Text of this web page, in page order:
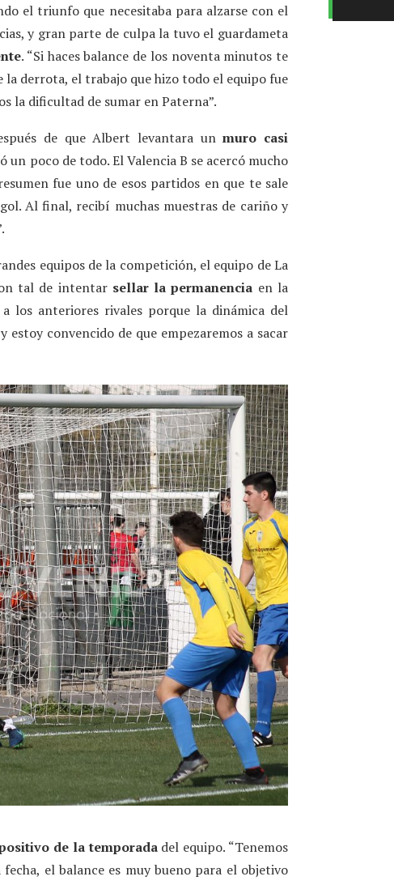
el triunfo que necesitaba para alzarse con el
y gran parte de culpa la tuvo el guardameta
. “Si haces balance de los noventa minutos te
la derrota, el trabajo que hizo todo el equipo fue
la dificultad de sumar en Paterna”.
de que Albert levantara unmuro casi
un poco de todo. El Valencia B se acercó mucho
fue uno de esos partidos en que te sale
Al final, recibí muchas muestras de cariño y
equipos de la competición, el equipo de La
tal de intentar sellar la permanencia en la
los anteriores rivales porque la dinámica del
convencido de que empezaremos a sacar
de la temporadadel equipo. “Tenemos
el balance es muy bueno para el objetivo